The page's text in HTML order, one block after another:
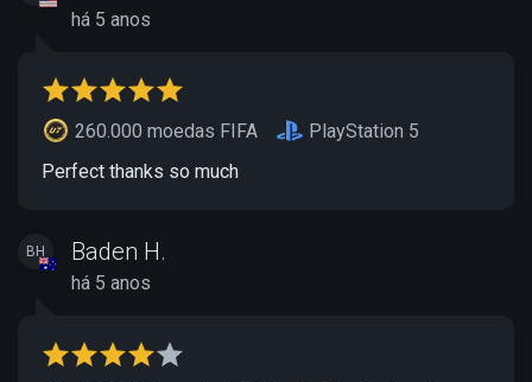
há 5 anos
260.000 moedas FIFA
PlayStation 5
Perfect thanks so much
BH Baden H.
há 5 anos